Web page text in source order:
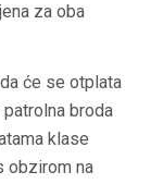
za oba
će se otplata
broda
klase
obzirom na